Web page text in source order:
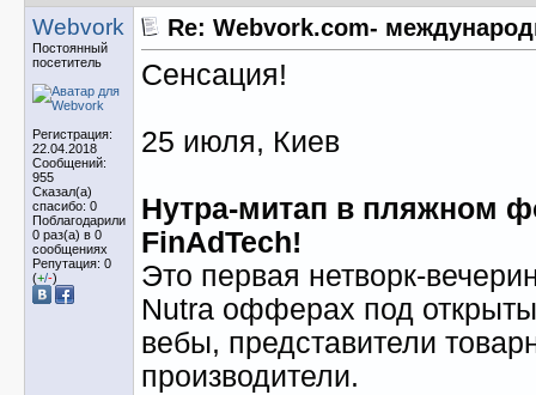
Webvork
Постоянный
посетитель
Регистрация:
22.04.2018
Сообщений:
955
Сказал(а)
спасибо: 0
Поблагодарили
0 раз(а) в 0
сообщениях
Репутация: 0
(+/-)
Re: Webvork.com-
Сенсация!
25 июля, Киев
Нутра-митап в пляжном
FinAdTech!
Это первая нетворк-
Nutra офферах под
вебы, представители
производители.